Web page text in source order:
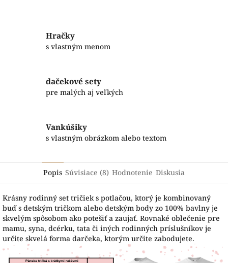
Hračky
s vlastným menom
dačekové sety
pre malých aj veľkých
Vankúšiky
s vlastným obrázkom alebo textom
Popis Súvisiace (8) Hodnotenie Diskusia
Krásny rodinný set tričiek s potlačou, ktorý je kombinovaný
buď s detským tričkom alebo detským body zo 100% bavlny je
skvelým spôsobom ako potešiť a zaujať. Rovnaké oblečenie pre
mamu, syna, dcérku, tata či iných rodinných príslušníkov je
určite skvelá forma darčeka, ktorým určite zabodujete.